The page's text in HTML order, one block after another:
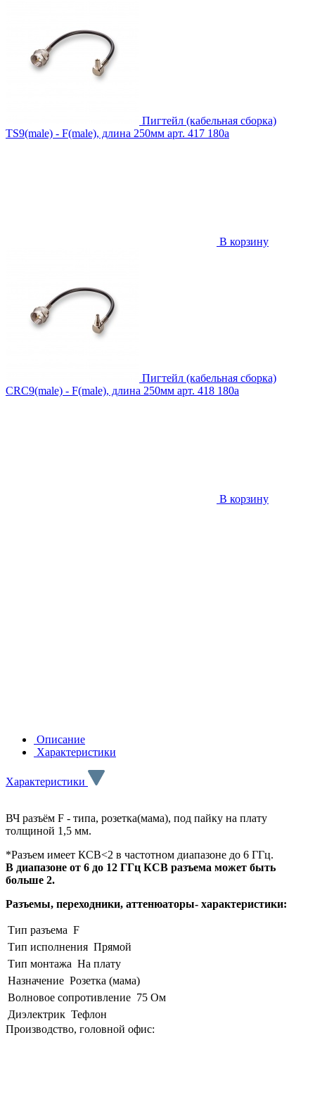
Пигтейл (кабельная сборка)
TS9(male) - F(male), длина 250мм арт. 417 180a
В корзину
Пигтейл (кабельная сборка)
CRC9(male) - F(male), длина 250мм арт. 418 180a
В корзину
Описание
Характеристики
Характеристики
ВЧ разъём F - типа, розетка(мама), под пайку на плату
толщиной 1,5 мм.
*Разъем имеет КСВ<2 в частотном диапазоне до 6 ГГц.
В диапазоне от 6 до 12 ГГц КСВ разъема может быть
больше 2.
Разъемы, переходники, аттенюаторы- характеристики:
Тип разъема F
Тип исполнения Прямой
Тип монтажа На плату
Назначение Розетка (мама)
Волновое сопротивление 75 Ом
Диэлектрик Тефлон
Производство, головной офис: